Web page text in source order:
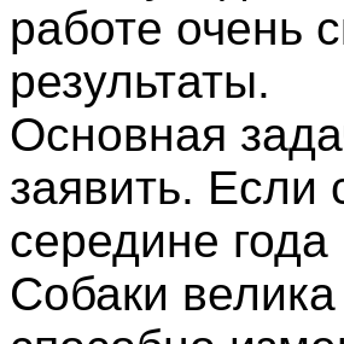
работе очень
результаты.
Основная
заявить. Если
середине
Собаки